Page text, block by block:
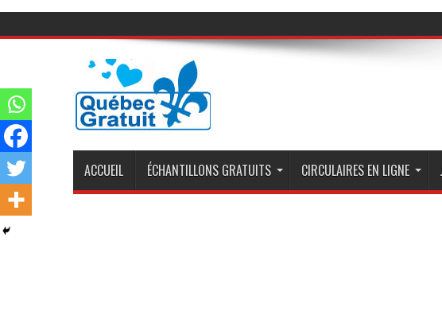
ACCUEIL ÉCHANTILLONS GRATUITS CIRCULAIRES EN LIGNE